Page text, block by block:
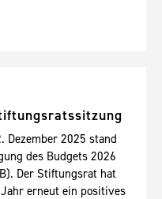
Dezember 2025 stand
des Budgets 2026
Der Stiftungsrat hat
erneut ein positives